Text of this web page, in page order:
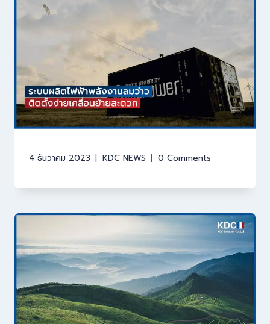
4 ธันวาคม 2023 KDC NEWS 0 Comments